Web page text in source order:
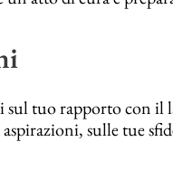
tuo rapporto con il
sulle tue